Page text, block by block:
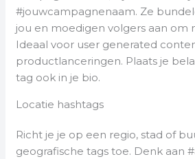
#jouwcampagnenaam. Ze
jou en moedigen volgers aan om
Ideaal voor user generated
productlanceringen. Plaats je
tag ook in je bio.
Locatie hashtags
Richt je je op een regio, stad of
geografische tags toe. Denk aan